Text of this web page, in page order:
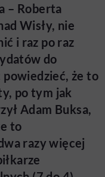
– Roberta
Wisły, nie
i raz po raz
do
że to
po tym jak
Adam Buksa,
to
razy więcej